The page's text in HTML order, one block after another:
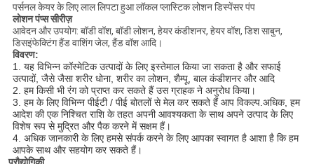
पर्सनल केयर के लिए लाल लिपटा हुआ लॉकल प्लास्टिक लोशन डिस्पेंसर पंप
लोशन पंप्स सीरीज़
आवेदन और उपयोग: बॉडी वॉश, बॉडी लोशन, हेयर कंडीशनर, हेयर वॉश, डिश साबुन,
डिसइंफेक्टिंग हैंड वाशिंग जेल, हैंड वॉश आदि।
विवरण:
1. यह विभिन्न कॉस्मेटिक उत्पादों के लिए इस्तेमाल किया जा सकता हैऔर सफाई
उत्पादों, जैसेजैसाशरीर धोना, शरीर का लोशन, शैम्पू, बाल कंडीशनरऔर आदि
2. हम किसी भी रंग को प्राप्त कर सकते हैंउस ग्राहक ने अनुरोध किया।
3. हमके लिए विभिन्न पीईटी / पीई बोतलों से मेल कर सकते हैंआप विकल्प.अधिक, हम
आदेश की एक निश्चित राशि के तहत अपनी आवश्यकता के साथ अपने उत्पाद के लिए
विशेष रूप से मुद्रित और पैक करने में सक्षम हैं।
4. अधिक जानकारी के लिए हमसे संपर्क करने के लिए आपका स्वागत है आशा है कि हम
आपके साथ और सहयोग कर सकते हैं।